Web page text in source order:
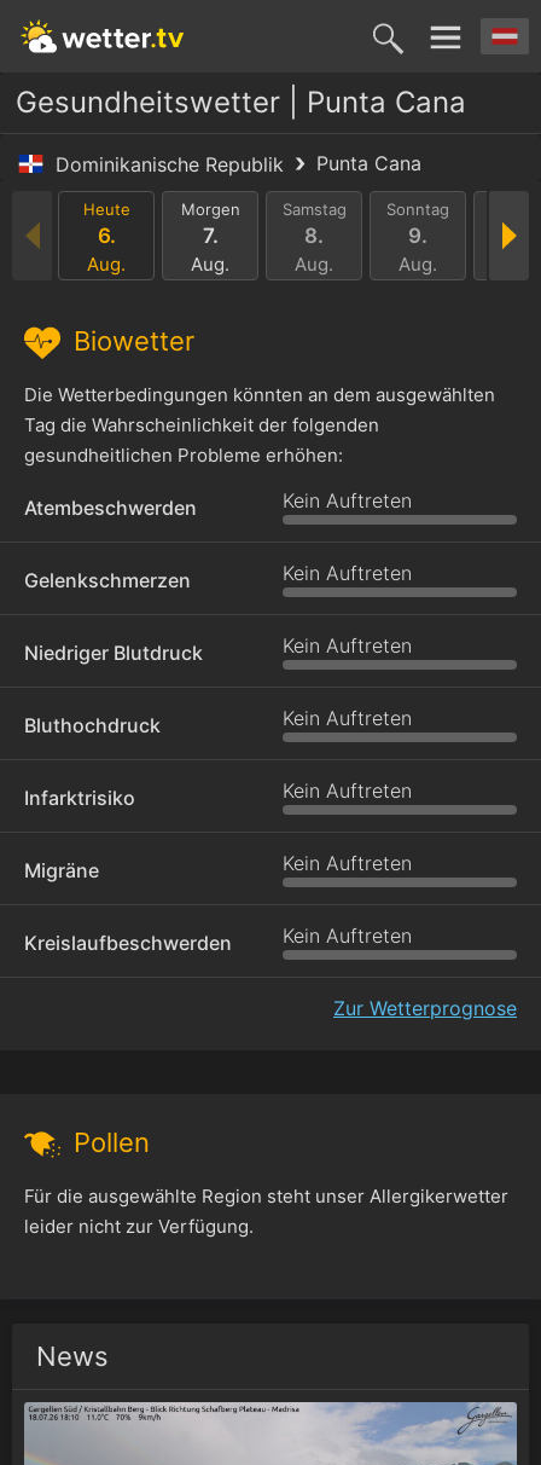
Gesundheitswetter | Punta Cana
Dominikanische Republik Punta Cana
Heute
6.
Aug.
Morgen
7.
Aug.
Samstag
8.
Aug.
Sonntag
9.
Aug.
10.
Biowetter
Die Wetterbedingungen könnten an dem ausgewählten
Tag die Wahrscheinlichkeit der folgenden
gesundheitlichen Probleme erhöhen:
Atembeschwerden Kein Auftreten
Gelenkschmerzen Kein Auftreten
Niedriger Blutdruck Kein Auftreten
Bluthochdruck Kein Auftreten
Infarktrisiko Kein Auftreten
Migräne Kein Auftreten
Kreislaufbeschwerden Kein Auftreten
Zur Wetterprognose
Pollen
Für die ausgewählte Region steht unser Allergikerwetter
leider nicht zur Verfügung.
News